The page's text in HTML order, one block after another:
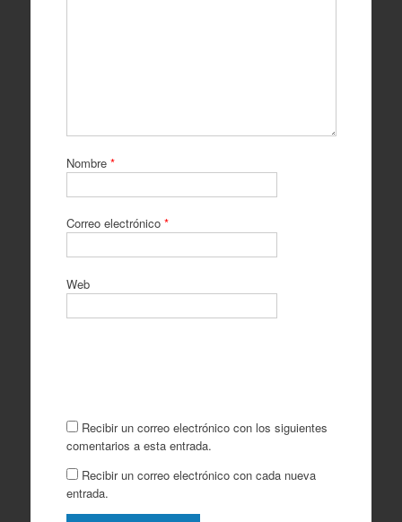
Nombre *
Correo electrónico *
Web
Recibir un correo electrónico con los siguientes
comentarios a esta entrada.
Recibir un correo electrónico con cada nueva
entrada.